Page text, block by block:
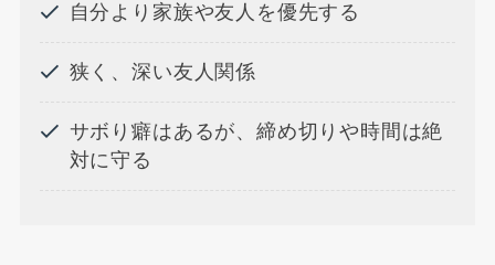
自分より家族や友人を優先する
狭く、深い友人関係
サボり癖はあるが、締め切りや時間は絶
対に守る